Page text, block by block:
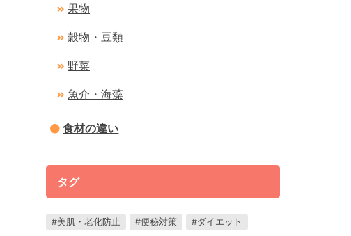
果物
穀物・豆類
野菜
魚介・海藻
食材の違い
タグ
美肌・老化防止 便秘対策 ダイエット